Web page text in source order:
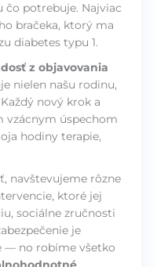
čo potrebuje. Najviac
bračeka, ktorý ma
diabetes typu 1.
z objavovania
nielen našu rodinu,
nový krok a
vzácnym úspechom
hodiny terapie,
navštevujeme rôzne
ktoré jej
sociálne zručnosti
je
— no robíme všetko